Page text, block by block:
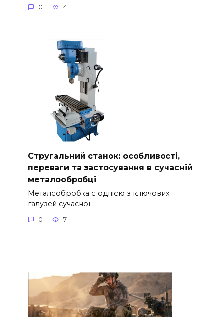
0 4
Стругальний станок: особливості,
переваги та застосування в сучасній
металообробці
Металообробка є однією з ключових
галузей сучасної
0 7